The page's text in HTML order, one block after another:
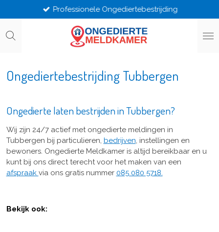
direct
naar
Professionele Ongediertebestrijding
Ongediertebestrijding Tubbergen
Ongedierte laten bestrijden in Tubbergen?
Wij zijn 24/7 actief met ongedierte meldingen in
Tubbergen bij particulieren, bedrijven, instellingen en
bewoners. Ongedierte Meldkamer is altijd bereikbaar en u
kunt bij ons direct terecht voor het maken van een
afspraak via ons gratis nummer 085 080 5718.
Bekijk ook: